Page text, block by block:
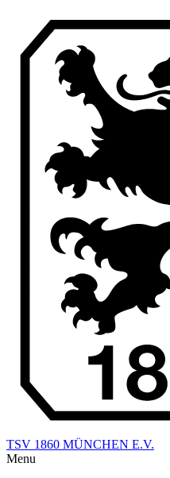
TSV 1860 MÜNCHEN E.V.
Menu